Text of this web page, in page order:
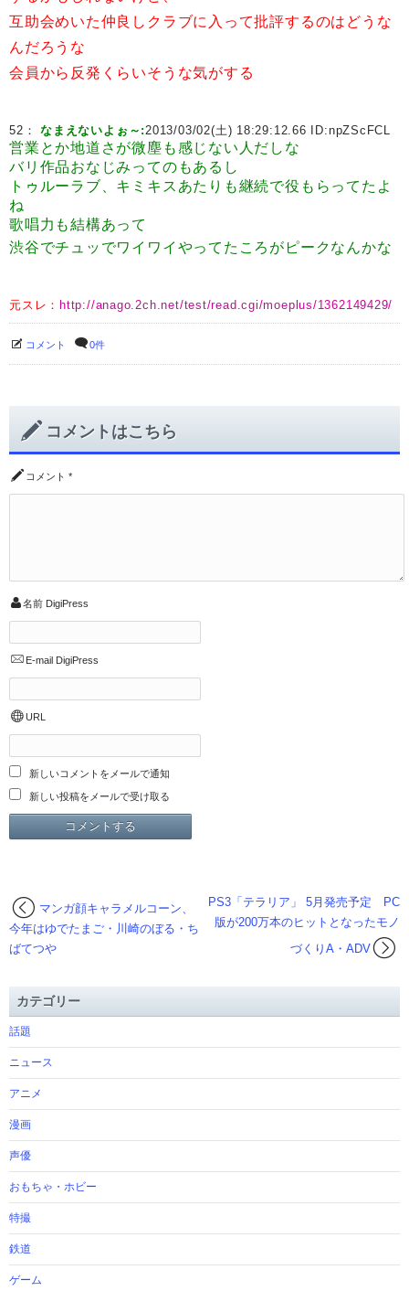
互助会めいた仲良しクラブに入って批評するのはどうな
んだろうな
会員から反発くらいそうな気がする
52：なまえないよぉ～:2013/03/02(土) 18:29:12.66 ID:npZScFCL
営業とか地道さが微塵も感じない人だしな
バリ作品おなじみってのもあるし
トゥルーラブ、キミキスあたりも継続で役もらってたよ
ね
歌唱力も結構あって
渋谷でチュッでワイワイやってたころがピークなんかな
元スレ： http://anago.2ch.net/test/read.cgi/moeplus/1362149429/
コメント 0件
コメントはこちら
コメント *
名前 DigiPress
E-mail DigiPress
URL
新しいコメントをメールで通知
新しい投稿をメールで受け取る
PS3「テラリア」 5月発売予定 PC
版が200万本のヒットとなったモノ
づくりA・ADV
マンガ顔キャラメルコーン、
今年はゆでたまご・川崎のぼる・ち
ばてつや
カテゴリー
話題
ニュース
アニメ
漫画
声優
おもちゃ・ホビー
特撮
鉄道
ゲーム